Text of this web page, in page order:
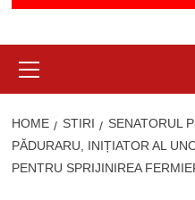
Menu
HOME STIRI
SENATORUL
PĂDURARU, INIȚIATOR AL
PENTRU SPRIJINIREA